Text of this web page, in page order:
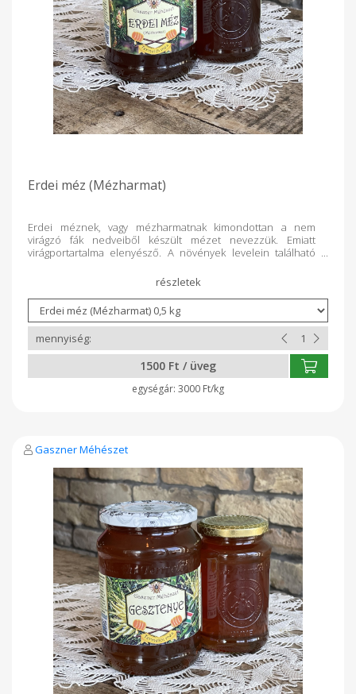
Erdei méz (Mézharmat)
Erdei méznek, vagy mézharmatnak kimondottan a nem
virágzó fák nedveiből készült mézet nevezzük. Emiatt
virágportartalma elenyésző. A növények levelein található
Közvetítő rovarok jelenlétét igénylő fajtaméz. Színe nagyon
sötét, enyhe illatú, de markáns ízű. Ásványi anyag tartalma,
különleges aromája egyedülálló a mézfajták között. Sok vasat
és rezet tartalmaz, ezért vérszegényeknek nagyon hasznos.
Értisztító, koleszterinszint karbantartó, illetve csökkentő
hatása is ismert, emellett légúttisztító és idegnyugtató
tulajdonságai vannak.
1500 Ft / üveg
3000 Ft/kg
Gaszner Méhészet